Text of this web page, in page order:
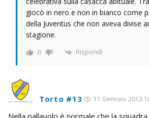
giocò in nero e non in bianco come
della Juventus che non aveva divise
stagione.
0 Rispondi
Torto #13 11 Gennaio 2013
Nella pallavolo è normale che la